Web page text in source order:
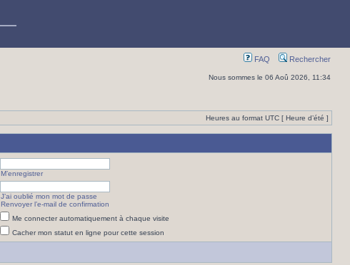
FAQ Rechercher
Nous sommes le 06 Aoû 2026, 11:34
Heures au format UTC [ Heure d’été ]
M’enregistrer
J’ai oublié mon mot de passe
Renvoyer l’e-mail de confirmation
Me connecter automatiquement à chaque visite
Cacher mon statut en ligne pour cette session